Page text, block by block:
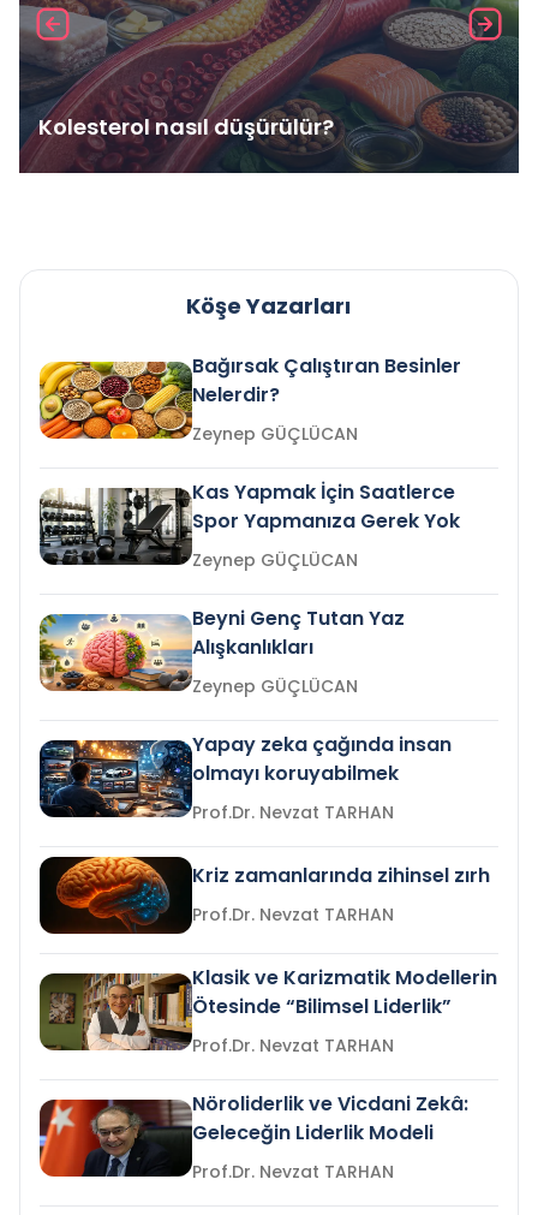
Kolesterol nasıl düşürülür?
Köşe Yazarları
Bağırsak Çalıştıran Besinler
Nelerdir?
Zeynep GÜÇLÜCAN
Kas Yapmak İçin Saatlerce
Spor Yapmanıza Gerek Yok
Zeynep GÜÇLÜCAN
Beyni Genç Tutan Yaz
Alışkanlıkları
Zeynep GÜÇLÜCAN
Yapay zeka çağında insan
olmayı koruyabilmek
Prof.Dr. Nevzat TARHAN
Kriz zamanlarında zihinsel zırh
Prof.Dr. Nevzat TARHAN
Klasik ve Karizmatik Modellerin
Ötesinde “Bilimsel Liderlik”
Prof.Dr. Nevzat TARHAN
Nöroliderlik ve Vicdani Zekâ:
Geleceğin Liderlik Modeli
Prof.Dr. Nevzat TARHAN